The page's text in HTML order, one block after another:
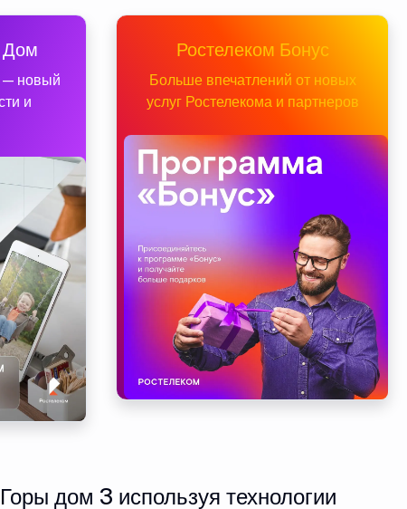
Дом
— новый
и
Ростелеком Бонус
Больше впечатлений от новых
услуг Ростелекома и партнеров
дом 3 используя технологии